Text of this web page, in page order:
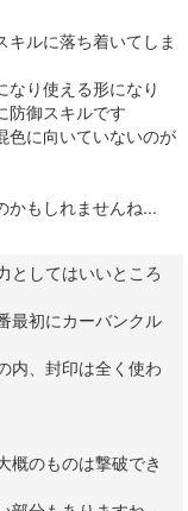
ルに落ち着いてしま
り使える形になり
防御スキルです
色に向いていないのが
かもしれませんね...
としてはいいところ
最初にカーバンクル
内、封印は全く使わ
概のものは撃破でき